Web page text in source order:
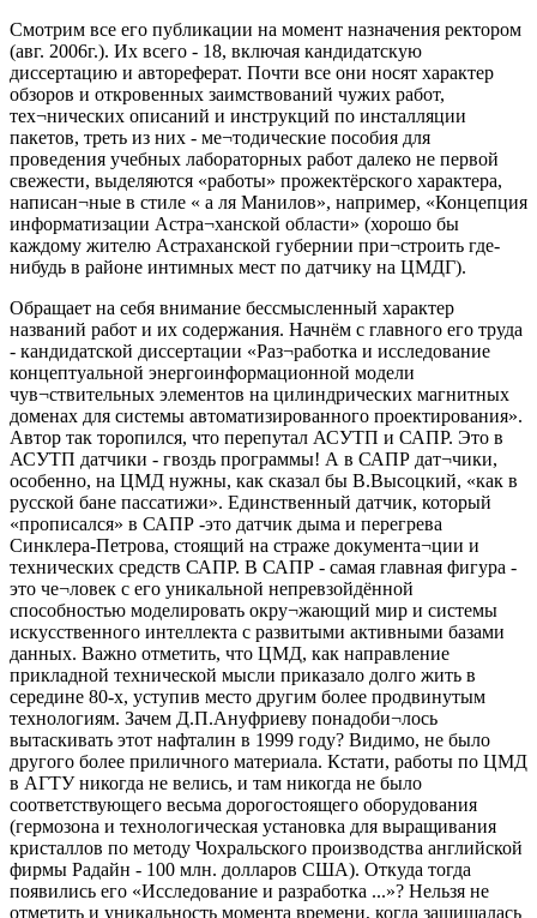
Смотрим все его публикации на момент назначения ректором
(авг. 2006г.). Их всего - 18, включая кандидатскую
диссертацию и автореферат. Почти все они носят характер
обзоров и откровенных заимствований чужих работ,
тех¬нических описаний и инструкций по инсталляции
пакетов, треть из них - ме¬тодические пособия для
проведения учебных лабораторных работ далеко не первой
свежести, выделяются «работы» прожектёрского характера,
написан¬ные в стиле « а ля Манилов», например, «Концепция
информатизации Астра¬ханской области» (хорошо бы
каждому жителю Астраханской губернии при¬строить где-
нибудь в районе интимных мест по датчику на ЦМДГ).
Обращает на себя внимание бессмысленный характер
названий работ и их содержания. Начнём с главного его труда
- кандидатской диссертации «Раз¬работка и исследование
концептуальной энергоинформационной модели
чув¬ствительных элементов на цилиндрических магнитных
доменах для системы автоматизированного проектирования».
Автор так торопился, что перепутал АСУТП и САПР. Это в
АСУТП датчики - гвоздь программы! А в САПР дат¬чики,
особенно, на ЦМД нужны, как сказал бы В.Высоцкий, «как в
русской бане пассатижи». Единственный датчик, который
«прописался» в САПР -это датчик дыма и перегрева
Синклера-Петрова, стоящий на страже документа¬ции и
технических средств САПР. В САПР - самая главная фигура -
это че¬ловек с его уникальной непревзойдённой
способностью моделировать окру¬жающий мир и системы
искусственного интеллекта с развитыми активными базами
данных. Важно отметить, что ЦМД, как направление
прикладной технической мысли приказало долго жить в
середине 80-х, уступив место другим более продвинутым
технологиям. Зачем Д.П.Ануфриеву понадоби¬лось
вытаскивать этот нафталин в 1999 году? Видимо, не было
другого более приличного материала. Кстати, работы по ЦМД
в АГТУ никогда не велись, и там никогда не было
соответствующего весьма дорогостоящего оборудования
(гермозона и технологическая установка для выращивания
кристаллов по методу Чохральского производства английской
фирмы Радайн - 100 млн. долларов США). Откуда тогда
появились его «Исследование и разработка ...»? Нельзя не
отметить и уникальность момента времени, когда защищалась